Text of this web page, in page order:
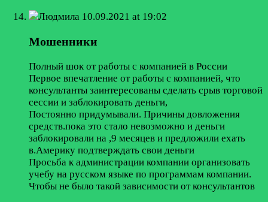
Людмила 10.09.2021 at 19:02
Мошенники
Полный шок от работы с компанией в России
Первое впечатление от работы с компанией, что
консультанты заинтересованы сделать срыв торговой
сессии и заблокировать деньги,
Постоянно придумывали. Причины довложения
средств.пока это стало невозможно и деньги
заблокировали на ,9 месяцев и предложили ехать
в.Америку подтверждать свои деньги
Просьба к администрации компании организовать
учебу на русском языке по программам компании.
Чтобы не было такой зависимости от консультантов